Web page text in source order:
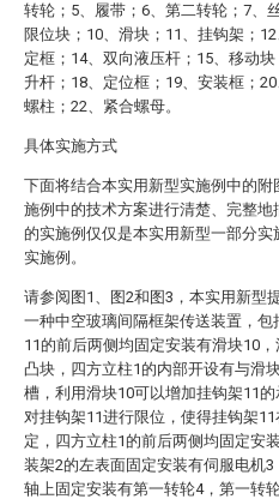
转轮；5、履带；6、第二转轮；7、
限位块；10、滑块；11、挂钩架；
定框；14、双向液压杆；15、移动
升杆；18、定位框；19、安装框；
螺柱；22、紧合螺母。
具体实施方式
下面将结合本实用新型实施例中的附
施例中的技术方案进行清楚、完整地
的实施例仅仅是本实用新型一部分实
实施例。
请参阅图1、图2和图3，本实用新型
一种中空玻璃间隔框架传送装置，包
11的前后两侧均固定安装有滑块10
凸块，四方立柱1的内部开设有与滑
槽，利用滑块10可以增加挂钩架11
对挂钩架11进行限位，使得挂钩架
定，四方立柱1的前后两侧均固定安
装架2的左表面固定安装有伺服电机3
轴上固定安装有第一转轮4，第一转